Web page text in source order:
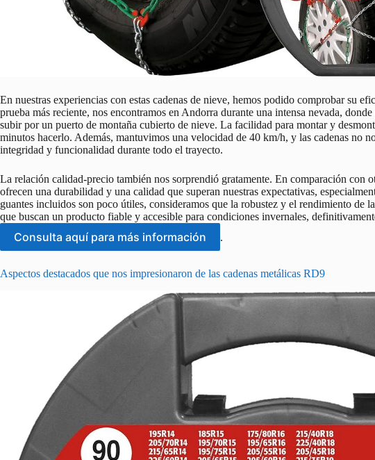
En nuestras experiencias con estas cadenas de nieve, hemos podido comprobar su
prueba más reciente, nos encontramos en Andorra durante una intensa nevada,
subir por un puerto de montaña cubierto de nieve. La facilidad para montar y
minutos hacerlo. Además, mantuvimos una velocidad de 40 km/h, y las cadenas no
integridad y funcionalidad durante todo el trayecto.
La relación calidad-precio también nos sorprendió gratamente. En comparación con
ofrecen una durabilidad y una calidad que superan nuestras expectativas,
guantes incluidos son poco útiles, consideramos que la robustez y el rendimiento de
que buscan un producto fiable y accesible para condiciones invernales,
Consulta aquí para más información .
Aspectos destacados que nos impresionaron de las cadenas metálicas RD9